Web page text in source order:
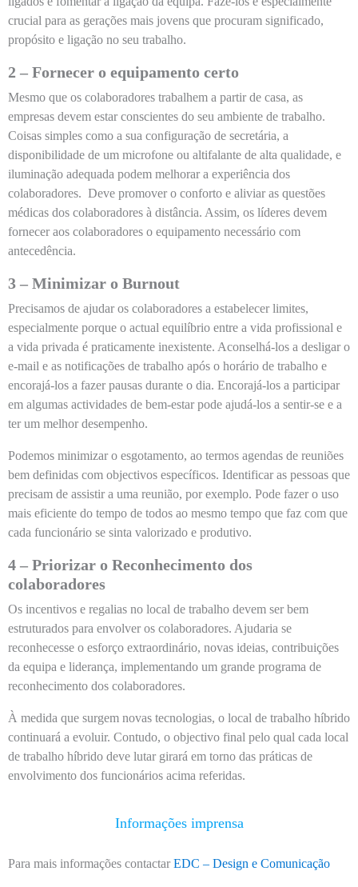
crucial para as gerações mais jovens que procuram significado,
propósito e ligação no seu trabalho.
2 – Fornecer o equipamento certo
Mesmo que os colaboradores trabalhem a partir de casa, as
empresas devem estar conscientes do seu ambiente de trabalho.
Coisas simples como a sua configuração de secretária, a
disponibilidade de um microfone ou altifalante de alta qualidade, e
iluminação adequada podem melhorar a experiência dos
colaboradores. Deve promover o conforto e aliviar as questões
médicas dos colaboradores à distância. Assim, os líderes devem
fornecer aos colaboradores o equipamento necessário com
antecedência.
3 – Minimizar o Burnout
Precisamos de ajudar os colaboradores a estabelecer limites,
especialmente porque o actual equilíbrio entre a vida profissional e
a vida privada é praticamente inexistente. Aconselhá-los a desligar o
e-mail e as notificações de trabalho após o horário de trabalho e
encorajá-los a fazer pausas durante o dia. Encorajá-los a participar
em algumas actividades de bem-estar pode ajudá-los a sentir-se e a
ter um melhor desempenho.
Podemos minimizar o esgotamento, ao termos agendas de reuniões
bem definidas com objectivos específicos. Identificar as pessoas que
precisam de assistir a uma reunião, por exemplo. Pode fazer o uso
mais eficiente do tempo de todos ao mesmo tempo que faz com que
cada funcionário se sinta valorizado e produtivo.
4 – Priorizar o Reconhecimento dos
colaboradores
Os incentivos e regalias no local de trabalho devem ser bem
estruturados para envolver os colaboradores. Ajudaria se
reconhecesse o esforço extraordinário, novas ideias, contribuições
da equipa e liderança, implementando um grande programa de
reconhecimento dos colaboradores.
À medida que surgem novas tecnologias, o local de trabalho híbrido
continuará a evoluir. Contudo, o objectivo final pelo qual cada local
de trabalho híbrido deve lutar girará em torno das práticas de
envolvimento dos funcionários acima referidas.
Informações imprensa
Para mais informações contactar EDC – Design e Comunicação